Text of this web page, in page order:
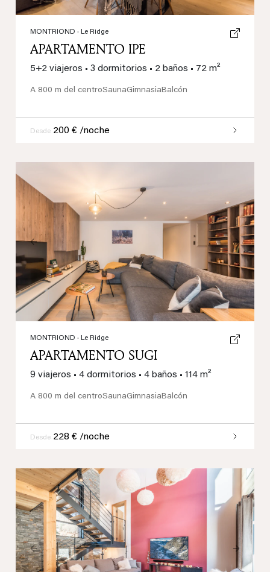
MONTRIOND · Le Ridge
APARTAMENTO IPE
5+2 viajeros • 3 dormitorios • 2 baños • 72 m²
A 800 m del centroSaunaGimnasiaBalcón
Desde 200 € /noche
Previous Next
MONTRIOND · Le Ridge
APARTAMENTO SUGI
9 viajeros • 4 dormitorios • 4 baños • 114 m²
A 800 m del centroSaunaGimnasiaBalcón
Desde 228 € /noche
Previous Next